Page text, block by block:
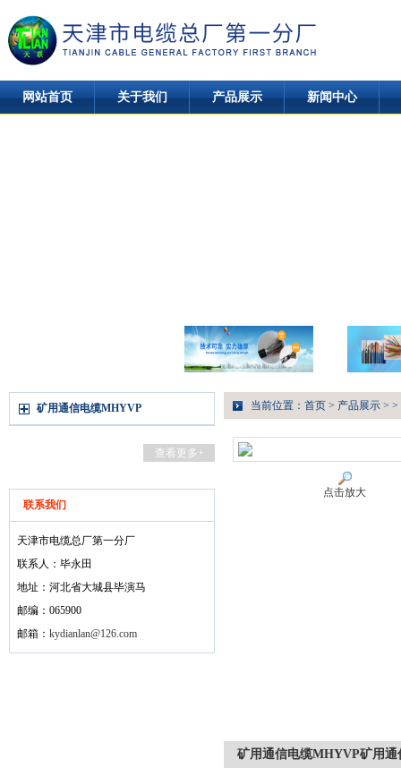
网站首页 关于我们 产品展示 新闻中心
矿用通信电缆MHYVP
查看更多+
联系我们
天津市电缆总厂第一分厂
联系人：毕永田
地址：河北省大城县毕演马
邮编：065900
邮箱： kydianlan@126.com
当前位置： 首页 > 产品展示 > >
点击放大
矿用通信电缆MHYVP矿用